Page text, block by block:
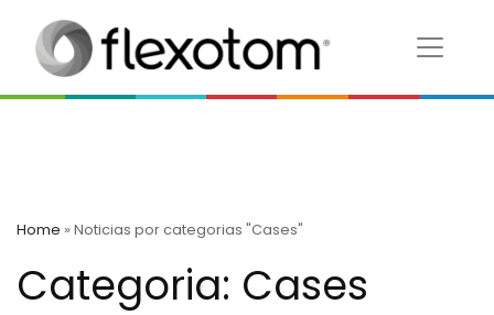
Home » Noticias por categorias "Cases"
Categoria: Cases